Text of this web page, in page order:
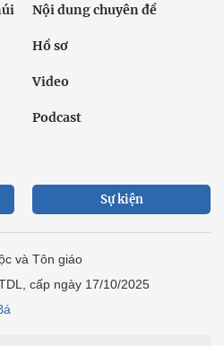
Nội dung chuyên đề
Hồ sơ
Video
Podcast
Sự kiện
và Tôn giáo
cấp ngày 17/10/2025